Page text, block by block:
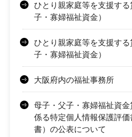
ひとり親家庭等を支援す
子・寡婦福祉資金）
ひとり親家庭等を支援す
子・寡婦福祉資金）
大阪府内の福祉事務所
母子・父子・寡婦福祉資
係る特定個人情報保護評
書）の公表について